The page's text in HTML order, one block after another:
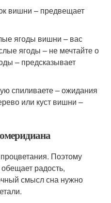
вишни – предвещает
ягоды вишни – вас
ягоды – не мечтайте о
– предсказывает
спиливаете – ожидания
или куст вишни –
Поэтому
радость,
смысл сна нужно